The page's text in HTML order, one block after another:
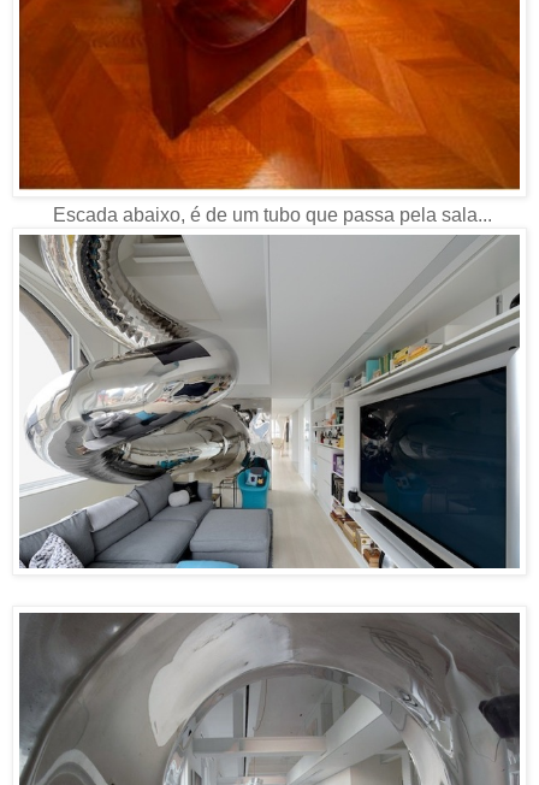
Escada abaixo, é de um tubo que passa pela sala...